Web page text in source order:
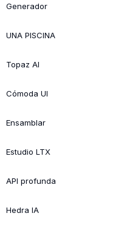
Generador
UNA PISCINA
Topaz AI
Cómoda UI
Ensamblar
Estudio LTX
API profunda
Hedra IA